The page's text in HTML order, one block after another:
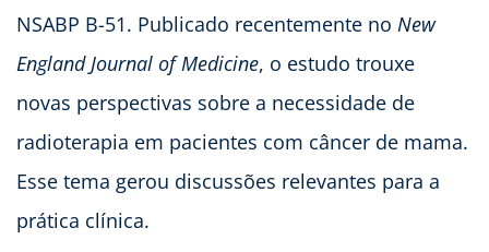
NSABP B-51. Publicado recentemente no New
England Journal of Medicine, o estudo trouxe
novas perspectivas sobre a necessidade de
radioterapia em pacientes com câncer de mama.
Esse tema gerou discussões relevantes para a
prática clínica.